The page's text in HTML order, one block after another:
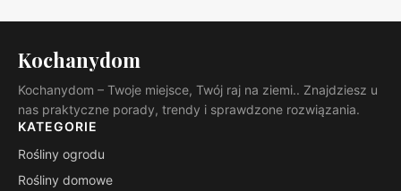
Kochanydom
Kochanydom – Twoje miejsce, Twój raj na ziemi.. Znajdziesz u
nas praktyczne porady, trendy i sprawdzone rozwiązania.
KATEGORIE
Rośliny ogrodu
Rośliny domowe